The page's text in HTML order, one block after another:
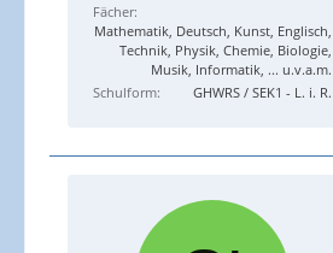
Fächer
Mathematik, Deutsch, Kunst, Englisch,
Technik, Physik, Chemie, Biologie,
Musik, Informatik, ... u.v.a.m.
Schulform
GHWRS / SEK1 - L. i. R.